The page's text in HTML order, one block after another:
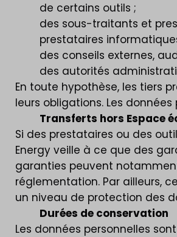
de certains outils ;
des sous-traitants et
prestataires
des conseils externes,
des autorités
En toute hypothèse, les tiers
leurs obligations. Les
Transferts hors Espace
Si des prestataires ou des
Energy veille à ce que des
garanties peuvent
réglementation. Par ailleurs,
un niveau de protection des
Durées de conservation
Les données personnelles